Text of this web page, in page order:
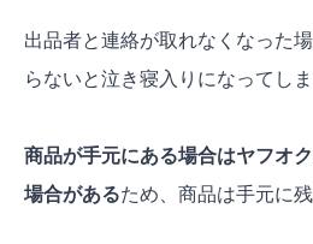
出品者と連絡が取れなくなった
らないと泣き寝入りになってしま
商品が手元にある場合はヤフオ
場合があるため、商品は手元に